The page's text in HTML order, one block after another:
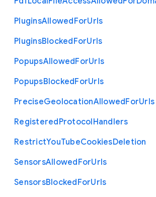
PluginsAllowedForUrls
PluginsBlockedForUrls
PopupsAllowedForUrls
PopupsBlockedForUrls
PreciseGeolocationAllowedForUrls
RegisteredProtocolHandlers
RestrictYouTubeCookiesDeletion
SensorsAllowedForUrls
SensorsBlockedForUrls